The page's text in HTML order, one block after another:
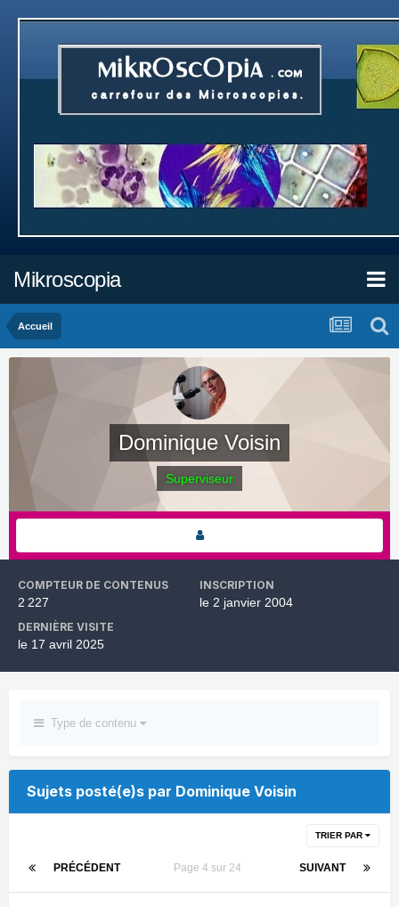
Mikroscopia
Accueil
Dominique Voisin
Superviseur
COMPTEUR DE CONTENUS
2 227
INSCRIPTION
le 2 janvier 2004
DERNIÈRE VISITE
le 17 avril 2025
Type de contenu
Sujets posté(e)s par Dominique Voisin
TRIER PAR
PRÉCÉDENT SUIVANT
Page 4 sur 24